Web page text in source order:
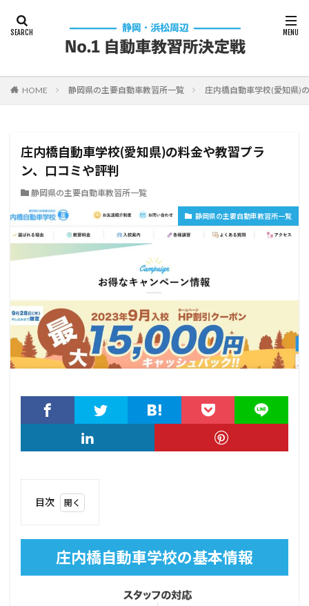
HOME 静岡県の主要自動車教習所一覧 庄内橋自動車学校(愛知県)
庄内橋自動車学校(愛知県)の料金や教習プラ
ン、口コミや評判
静岡県の主要自動車教習所一覧
静岡県の主要自動車教習所一覧
目次
庄内橋自動車学校の基本情報